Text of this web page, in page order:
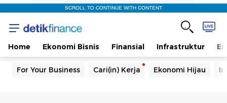
SCROLL TO CONTINUE WITH CONTENT
Home Ekonomi Bisnis Finansial Infrastruktur
For Your Business Cari(in) Kerja Ekonomi Hijau